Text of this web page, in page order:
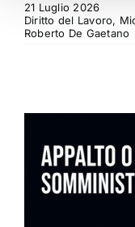
21 Luglio 2026
Diritto del Lavoro,
Roberto De Gaetano